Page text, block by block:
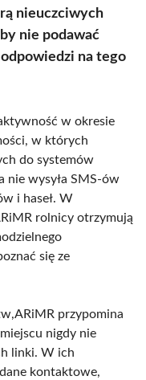
nieuczciwych
nie podawać
na tego
w okresie
w których
do systemów
nie wysyła SMS-ów
i haseł. W
rolnicy otrzymują
się ze
przypomina
nigdy nie
linki. W ich
kontaktowe,